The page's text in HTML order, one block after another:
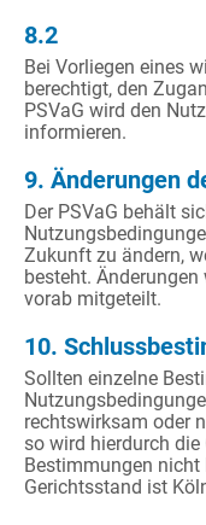
8.2
Bei Vorliegen eines
berechtigt, den
PSVaG wird den
informieren.
9. Änderungen
Der PSVaG behält
Zukunft zu ändern,
besteht.
vorab mitgeteilt.
10.
Sollten einzelne
rechtswirksam oder
so wird hierdurch
Bestimmungen
Gerichtsstand ist